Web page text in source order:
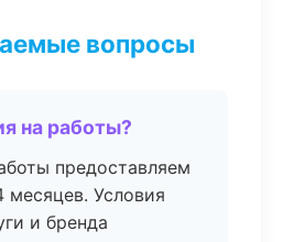
вопросы
на работы?
предоставляем
месяцев. Условия
и бренда